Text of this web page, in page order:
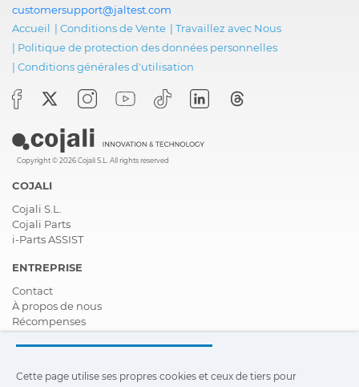
customersupport@jaltest.com
Accueil | Conditions de Vente | Travaillez avec Nous
| Politique de protection des données personnelles
| Conditions générales d'utilisation
Copyright © 2026 Cojali S.L. All rights reserved
COJALI
Cojali S.L.
Cojali Parts
i-Parts ASSIST
ENTREPRISE
Contact
À propos de nous
Récompenses
Certifications
Responsabilité Sociale D'entreprise
Nouveautés
Cette page utilise ses propres cookies et ceux de tiers pour